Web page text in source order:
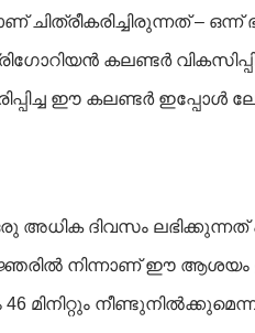
– ഒന്ന്
കലണ്ടർ
ഈ കലണ്ടർ ഇപ്പോൾ
ദിവസം ലഭിക്കുന്നത്
നിന്നാണ് ഈ ആശയം
മിനിറ്റും